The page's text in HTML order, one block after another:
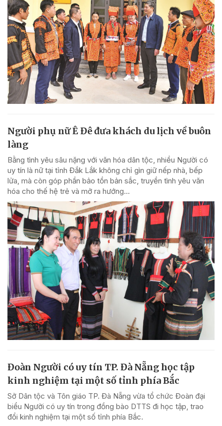
Người phụ nữ Ê Đê đưa khách du lịch về buôn
làng
Bằng tình yêu sâu nặng với văn hóa dân tộc, nhiều Người có
uy tín là nữ tại tỉnh Đắk Lắk không chỉ gìn giữ nếp nhà, bếp
lửa, mà còn góp phần bảo tồn bản sắc, truyền tình yêu văn
hóa cho thế hệ trẻ và mở ra hướng...
Đoàn Người có uy tín TP. Đà Nẵng học tập
kinh nghiệm tại một số tỉnh phía Bắc
Sở Dân tộc và Tôn giáo TP. Đà Nẵng vừa tổ chức Đoàn đại
biểu Người có uy tín trong đồng bào DTTS đi học tập, trao
đổi kinh nghiệm tại một số tỉnh phía Bắc.